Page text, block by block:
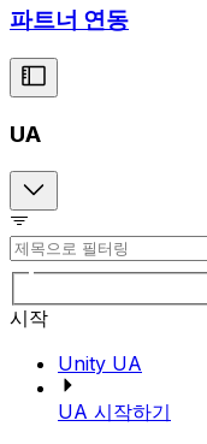
파트너 연동
UA
시작
Unity UA
UA 시작하기